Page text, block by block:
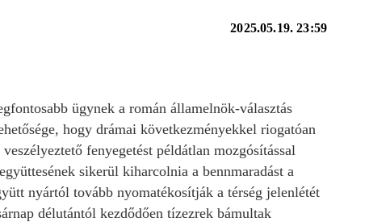
2025.05.19. 23:59
ügynek a román államelnök-választás
hogy drámai következményekkel riogatóan
fenyegetést példátlan mozgósítással
sikerül kiharcolnia a bennmaradást a
nyártól tovább nyomatékosítják a térség jelenlétét
délutántól kezdődően tízezrek bámultak